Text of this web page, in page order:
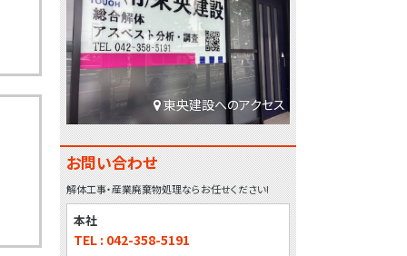
東央建設へのアクセス
お問い合わせ
解体工事・産業廃棄物処理ならお任せください!
本社
TEL : 042-358-5191